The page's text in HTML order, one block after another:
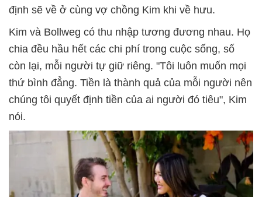
định sẽ về ở cùng vợ chồng Kim khi về hưu.
Kim và Bollweg có thu nhập tương đương nhau. Họ
chia đều hầu hết các chi phí trong cuộc sống, số
còn lại, mỗi người tự giữ riêng. "Tôi luôn muốn mọi
thứ bình đẳng. Tiền là thành quả của mỗi người nên
chúng tôi quyết định tiền của ai người đó tiêu", Kim
nói.